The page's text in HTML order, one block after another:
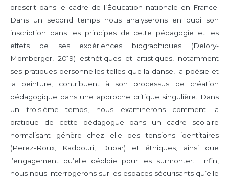
prescrit dans le cadre de l’Éducation nationale en France.
Dans un second temps nous analyserons en quoi son
inscription dans les principes de cette pédagogie et les
effets de ses expériences biographiques (Delory-
Momberger, 2019) esthétiques et artistiques, notamment
ses pratiques personnelles telles que la danse, la poésie et
la peinture, contribuent à son processus de création
pédagogique dans une approche critique singulière. Dans
un troisième temps, nous examinerons comment la
pratique de cette pédagogue dans un cadre scolaire
normalisant génère chez elle des tensions identitaires
(Perez-Roux, Kaddouri, Dubar) et éthiques, ainsi que
l’engagement qu’elle déploie pour les surmonter. Enfin,
nous nous interrogerons sur les espaces sécurisants qu’elle